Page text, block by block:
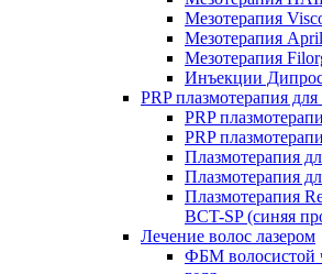
Мезотерапия
Мезотерапия
Мезотерапия
Инъекции
PRP плазмотерапия для
PRP
PRP
Плазмотерапия
Плазмотерапия
Плазмотерапия
BCT-SP (синяя
Лечение волос лазером
ФБМ волосистой